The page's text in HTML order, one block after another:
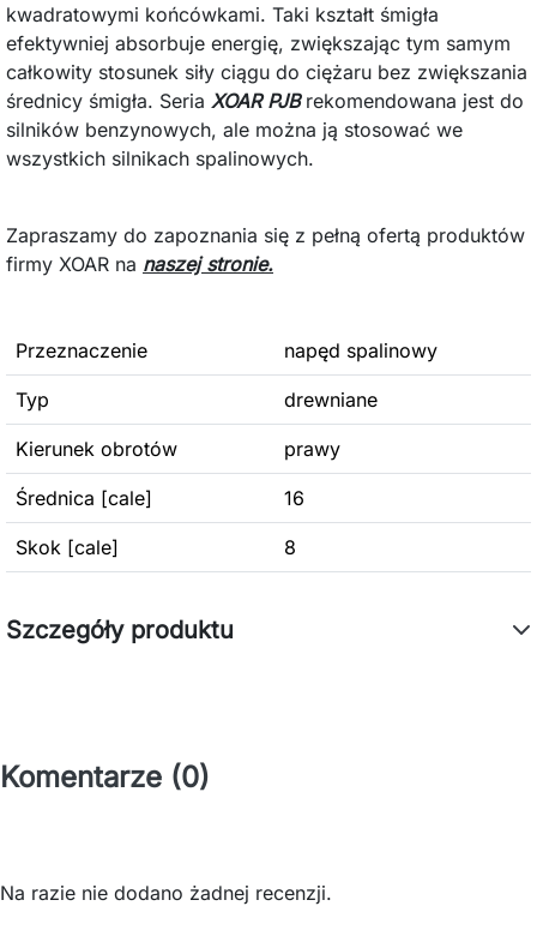
kwadratowymi końcówkami. Taki kształt śmigła
efektywniej absorbuje energię, zwiększając tym samym
całkowity stosunek siły ciągu do ciężaru bez zwiększania
średnicy śmigła. Seria XOAR PJBrekomendowana jest do
silników benzynowych, ale można ją stosować we
wszystkich silnikach spalinowych.
Zapraszamy do zapoznania się z pełną ofertą produktów
firmy XOAR na naszej stronie.
Przeznaczenie napęd spalinowy
Typ drewniane
Kierunek obrotów prawy
Średnica [cale] 16
Skok [cale] 8
Szczegóły produktu
Komentarze (0)
Na razie nie dodano żadnej recenzji.